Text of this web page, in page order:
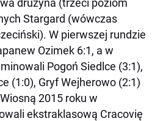
Stargard (wówczas
W pierwszej rundzie
Ozimek 6:1, a w
Pogoń Siedlce (3:1),
(1:0), Gryf Wejherowo (2:1)
2015 roku w
ekstraklasową Cracovię